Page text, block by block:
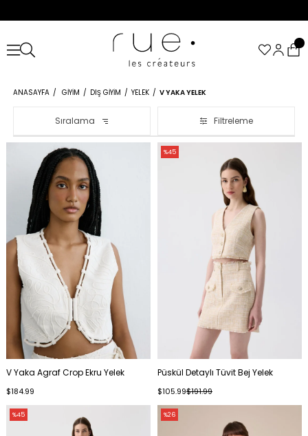
ANASAYFA GIYIM DIŞ GIYIM YELEK V YAKA YELEK
Filtreleme
Sıralama
V Yaka Agraf Crop Ekru Yelek
$184.99
Püskül Detaylı Tüvit Bej Yelek
$105.99$191.99
%45
%45 %26